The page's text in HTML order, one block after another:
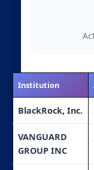
Institution
BlackRock, Inc.
VANGUARD
GROUP INC